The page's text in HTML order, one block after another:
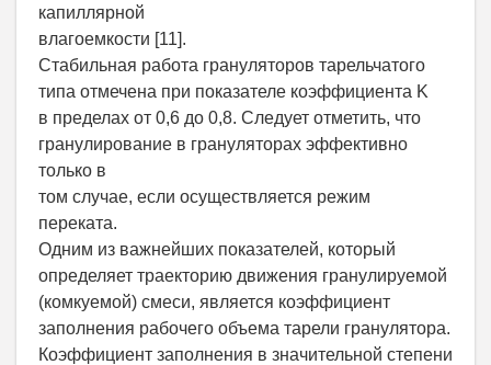
капиллярной
влагоемкости [11].
Стабильная работа грануляторов тарельчатого
типа отмечена при показателе коэффициента K
в пределах от 0,6 до 0,8. Следует отметить, что
гранулирование в грануляторах эффективно
только в
том случае, если осуществляется режим
переката.
Одним из важнейших показателей, который
определяет траекторию движения гранулируемой
(комкуемой) смеси, является коэффициент
заполнения рабочего объема тарели гранулятора.
Коэффициент заполнения в значительной степени